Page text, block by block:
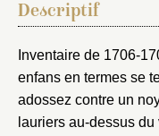
Descriptif
Inventaire de 1706-
enfans en termes se
adossez contre un
lauriers au-dessus